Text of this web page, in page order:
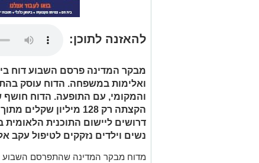
להאזנה לתוכן:
מבקר המדינה פרסם השבוע דוח
ואלימות במשפחה. הדוח עוסק
נשים וילדים נזקקים לטיפול עקב
מדוח מבקר המדינה שהתפרסם השבוע